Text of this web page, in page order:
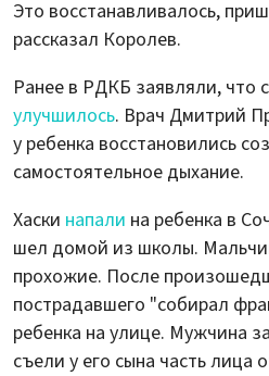
Это восстанавливалось,
рассказал Королев.
Ранее в РДКБ заявляли, что
улучшилось. Врач Дмитрий
у ребенка восстановились
самостоятельное дыхание.
Хаски напали на ребенка в
шел домой из школы.
прохожие. После
пострадавшего "собирал
ребенка на улице. Мужчина
съели у его сына часть лица